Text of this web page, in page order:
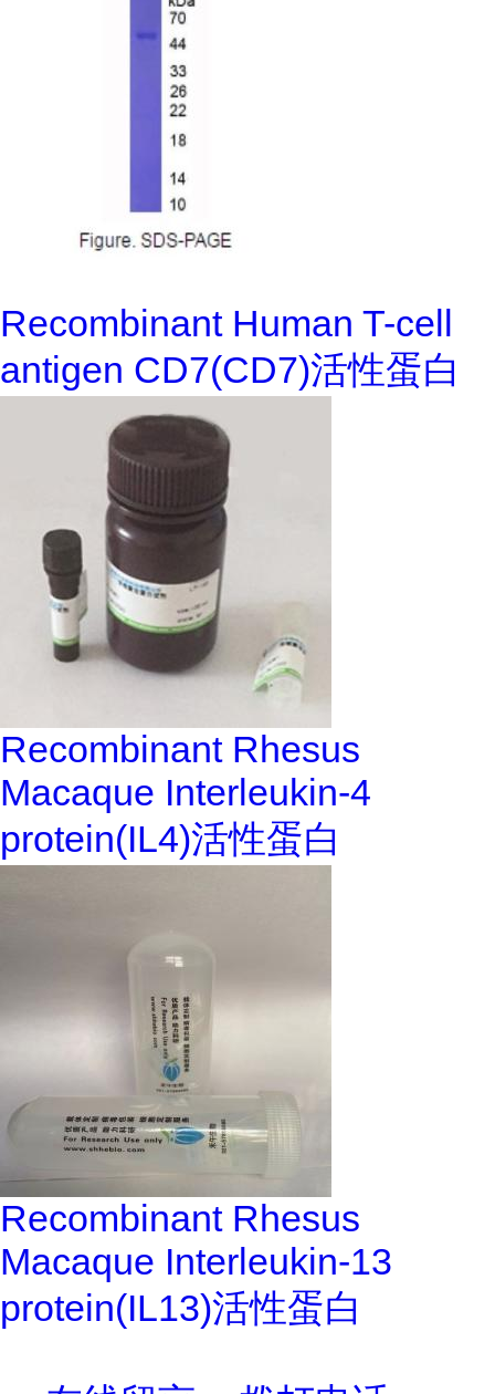
Recombinant Human T-cell
antigen CD7(CD7)活性蛋白
Recombinant Rhesus
Macaque Interleukin-4
protein(IL4)活性蛋白
Recombinant Rhesus
Macaque Interleukin-13
protein(IL13)活性蛋白